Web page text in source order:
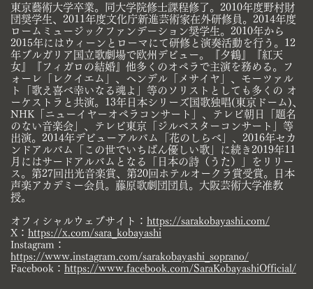
東京藝術大学卒業。同大学院修士課程修了。2010年度野村財
団奨学生、2011年度文化庁新進芸術家在外研修員。2014年度
ロー​ムミュージックファンデーション奨学生。2010年から
2015年にはウィーンとローマにて研修と演奏活動を行う。12
年ブルガリ​ア国立歌劇場で欧州デビュー。『夕鶴』『紅天
女』『フィガロの結婚』他多くのオペラで主演を務める。フ
ォーレ「レクイエ​ム」、ヘンデル「メサイヤ」、モーツァル
ト「歌え喜べ幸いなる魂よ」等のソリストとしても多くの オ
ーケストラと共演。13​年日本シリーズ国歌独唱(東京ドーム)、
NHK「ニューイヤーオペラコンサート」、テレビ朝日「題名
のない音楽会」、テレビ​東京「ジルベスターコンサート」等
出演。2014年デビューアルバム「花のしらべ」、2016年セカ
ンドアルバム「この世でいち​ばん優しい歌」に続き2019年11
月にはサードアルバムとなる「日本の詩（うた）」をリリー
ス。第27回出光音楽賞、第20回ホ​テルオークラ賞受賞。日本
声楽アカデミー会員。藤原歌劇団団員。大阪芸術大学准教
授。
オフィシャルウェブサイト： https://sarakobayashi.com/
X： https://x.com/sara_kobayashi
Instagram：
https://www.instagram.com/sarakobayashi_soprano/
Facebook： https://www.facebook.com/SaraKobayashiOfficial/